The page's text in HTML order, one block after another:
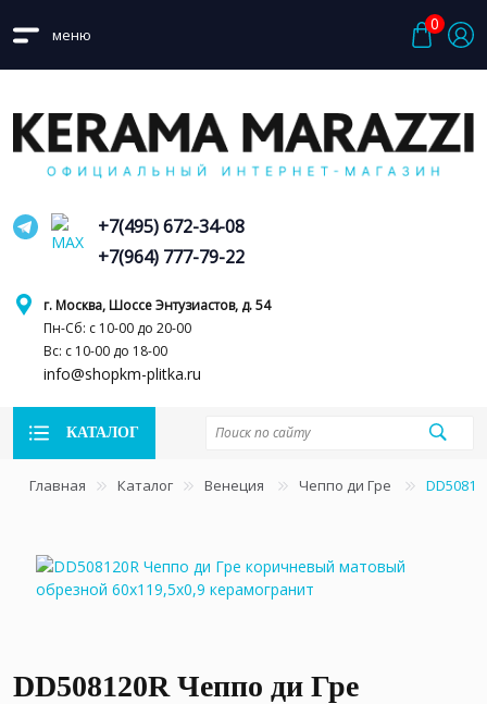
меню
0
г. Москва, Шоссе Энтузиастов, д. 54
Пн-Сб: с 10-00 до 20-00
Вс: с 10-00 до 18-00
info@shopkm-plitka.ru
+7(495) 672-34-08
+7(964) 777-79-22
КАТАЛОГ
Главная Каталог Венеция Чеппо ди Гре
DD508120R Чеппо ди Гре